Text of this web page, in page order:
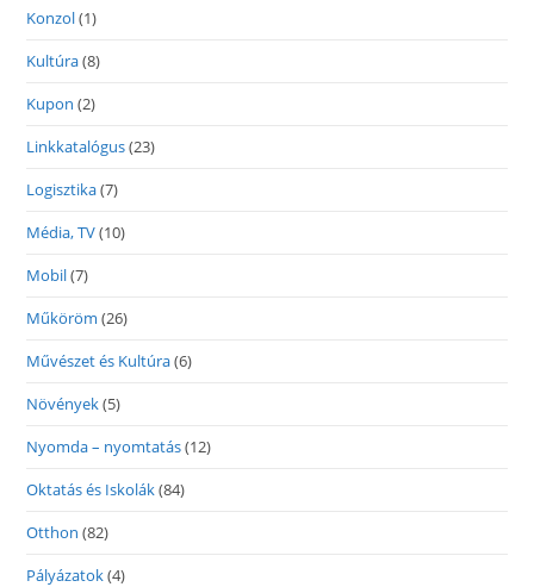
Konzol(1)
Kultúra(8)
Kupon (2)
Linkkatalógus(23)
Logisztika(7)
Média, TV(10)
Mobil(7)
Műköröm (26)
Művészet és Kultúra(6)
Növények(5)
Nyomda – nyomtatás(12)
Oktatás és Iskolák(84)
Otthon (82)
Pályázatok(4)